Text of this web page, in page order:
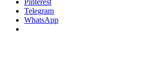
Telegram
WhatsApp